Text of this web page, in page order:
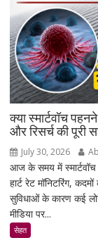
क्या स्मार्टवॉच
और रिसर्च की पूरी
July 30, 2026
आज के समय में स्मार्टवॉच
हार्ट रेट मॉनिटरिंग,
सुविधाओं के कारण कई
मीडिया पर...
सेहत